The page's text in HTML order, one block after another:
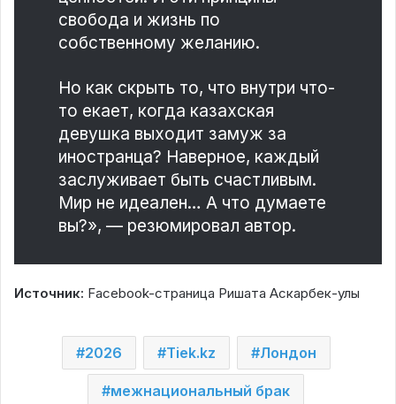
свобода и жизнь по
собственному желанию.
Но как скрыть то, что внутри что-
то екает, когда казахская
девушка выходит замуж за
иностранца? Наверное, каждый
заслуживает быть счастливым.
Мир не идеален… А что думаете
вы?», — резюмировал автор.
Источник: Facebook-страница Ришата Аскарбек-улы
2026 Tiek.kz Лондон
межнациональный брак